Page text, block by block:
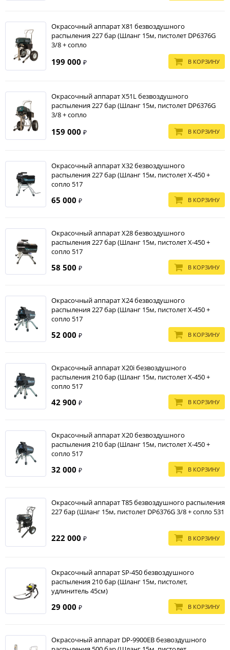
Окрасочный аппарат X81 безвоздушного
распыления 227 бар (Шланг 15м, пистолет DP6376G
3/8 + сопло
199 000 ₽ В КОРЗИНУ
Окрасочный аппарат X51L безвоздушного
распыления 227 бар (Шланг 15м, пистолет DP6376G
3/8 + сопло
159 000 ₽ В КОРЗИНУ
Окрасочный аппарат X32 безвоздушного
распыления 227 бар (Шланг 15м, пистолет X-450 +
сопло 517
65 000 ₽ В КОРЗИНУ
Окрасочный аппарат X28 безвоздушного
распыления 227 бар (Шланг 15м, пистолет X-450 +
сопло 517
58 500 ₽ В КОРЗИНУ
Окрасочный аппарат X24 безвоздушного
распыления 227 бар (Шланг 15м, пистолет X-450 +
сопло 517
52 000 ₽ В КОРЗИНУ
Окрасочный аппарат X20i безвоздушного
распыления 210 бар (Шланг 15м, пистолет X-450 +
сопло 517
42 900 ₽ В КОРЗИНУ
Окрасочный аппарат X20 безвоздушного
распыления 210 бар (Шланг 15м, пистолет X-450 +
сопло 517
32 000 ₽ В КОРЗИНУ
Окрасочный аппарат T85 безвоздушного распыления
227 бар (Шланг 15м, пистолет DP6376G 3/8 + сопло 531
222 000 ₽ В КОРЗИНУ
Окрасочный аппарат SP-450 безвоздушного
распыления 210 бар (Шланг 15м, пистолет,
удлинитель 45см)
29 000 ₽ В КОРЗИНУ
Окрасочный аппарат DP-9900EB безвоздушного